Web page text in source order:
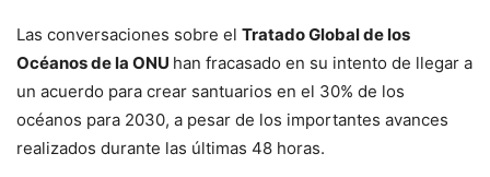
Las conversaciones sobre el Tratado Global de los
Océanos de la ONU han fracasado en su intento de llegar a
un acuerdo para crear santuarios en el 30% de los
océanos para 2030, a pesar de los importantes avances
realizados durante las últimas 48 horas.